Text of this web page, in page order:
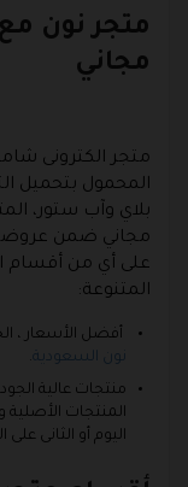
متجر نون
مجاني
متجر الكترونى
المحمول بتحميل
بلاي وآب ستور،
مجاني ضمن عروضه
على أي من أقسام
المتنوعة:
أفضل الأسعار ،
نون السعودية
منتجات عالية
المنتجات
اليوم أو الثانى